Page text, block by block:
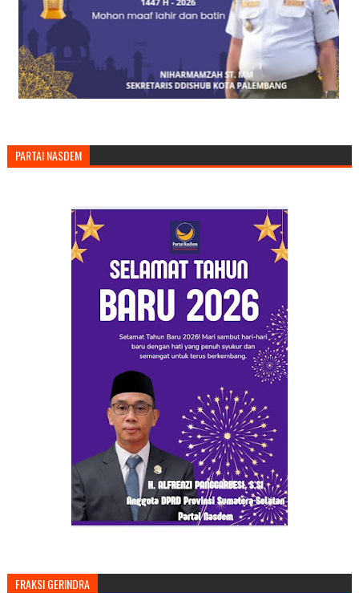
PARTAI NASDEM
FRAKSI GERINDRA